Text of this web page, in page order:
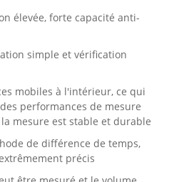
élevée, forte capacité anti-
simple et vérification
mobiles à l'intérieur, ce qui
performances de mesure
mesure est stable et durable
de différence de temps,
précis